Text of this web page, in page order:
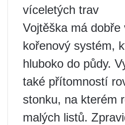
víceletých trav
Vojtěška má dobře
kořenový systém,
hluboko do půdy.
také přítomností
stonku, na kterém
malých listů.